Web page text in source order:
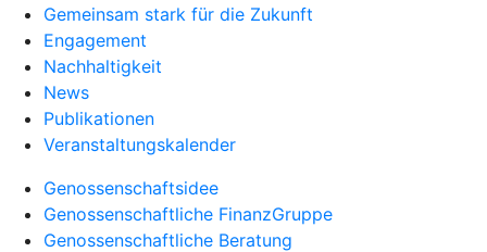
Gemeinsam stark für die Zukunft
Engagement
Nachhaltigkeit
News
Publikationen
Veranstaltungskalender
Genossenschaftsidee
Genossenschaftliche FinanzGruppe
Genossenschaftliche Beratung